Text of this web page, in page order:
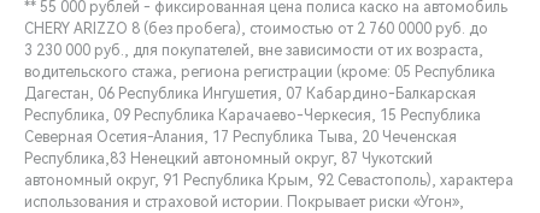
** 55 000 рублей - фиксированная цена полиса каско на автомобиль
CHERY ARIZZO 8 (без пробега), стоимостью от 2 760 0000 руб. до
3 230 000 руб., для покупателей, вне зависимости от их возраста,
водительского стажа, региона регистрации (кроме: 05 Республика
Дагестан, 06 Республика Ингушетия, 07 Кабардино-Балкарская
Республика, 09 Республика Карачаево-Черкесия, 15 Республика
Северная Осетия-Алания, 17 Республика Тыва, 20 Чеченская
Республика,83 Ненецкий автономный округ, 87 Чукотский
автономный округ, 91 Республика Крым, 92 Севастополь), характера
использования и страховой истории. Покрывает риски «Угон»,